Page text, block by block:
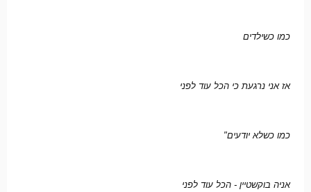
כמו כשילדים
אז אני נרגעת כי הכל עוד לפני
כמו כשלא יודעים"
אניה בוקשטיין - הכל עוד לפני